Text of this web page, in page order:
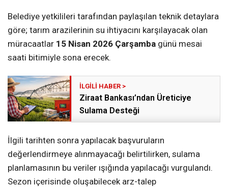
Belediye yetkilileri tarafından paylaşılan teknik detaylara
göre; tarım arazilerinin su ihtiyacını karşılayacak olan
müracaatlar 15 Nisan 2026 Çarşamba günü mesai
saati bitimiyle sona erecek.
Ziraat Bankası’ndan Üreticiye
Sulama Desteği
İlgili tarihten sonra yapılacak başvuruların
değerlendirmeye alınmayacağı belirtilirken, sulama
planlamasının bu veriler ışığında yapılacağı vurgulandı.
Sezon içerisinde oluşabilecek arz-talep